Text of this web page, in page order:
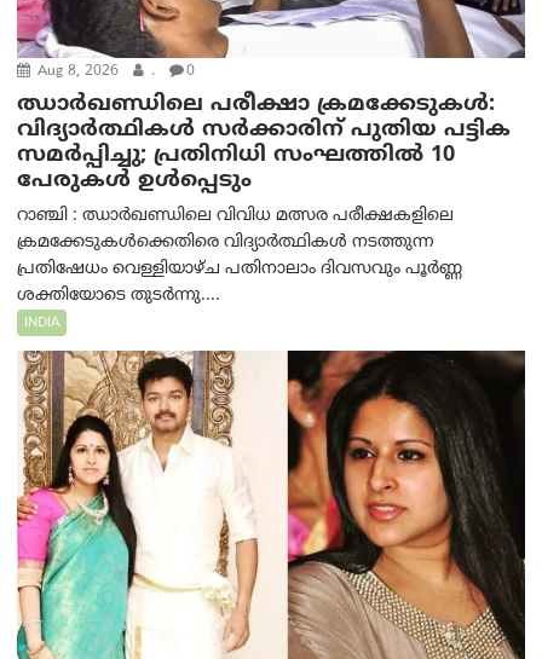
Aug 8, 2026 . 0
ഝാര്‍ഖണ്ഡിലെ പരീക്ഷാ ക്രമക്കേടുകള്‍:
വിദ്യാർത്ഥികൾ സർക്കാരിന് പുതിയ പട്ടിക
സമർപ്പിച്ചു; പ്രതിനിധി സംഘത്തിൽ 10
പേരുകൾ ഉൾപ്പെടും
റാഞ്ചി : ഝാർഖണ്ഡിലെ വിവിധ മത്സര പരീക്ഷകളിലെ
ക്രമക്കേടുകൾക്കെതിരെ വിദ്യാർത്ഥികൾ നടത്തുന്ന
പ്രതിഷേധം വെള്ളിയാഴ്ച പതിനാലാം ദിവസവും പൂർണ്ണ
ശക്തിയോടെ തുടർന്നു....
INDIA